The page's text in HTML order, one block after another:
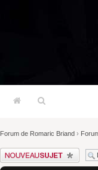
Forum de Romaric Briand ›
Écrire un nouveau sujet